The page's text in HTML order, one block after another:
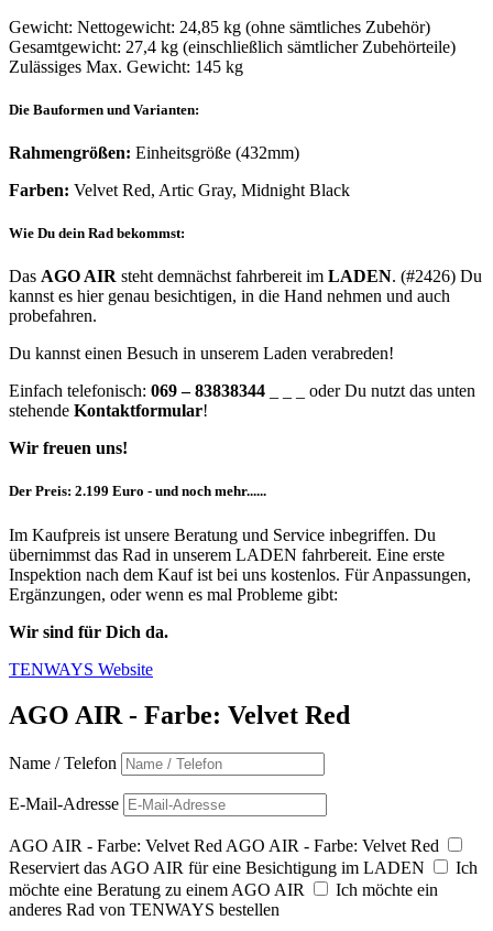
Gewicht: Nettogewicht: 24,85 kg (ohne sämtliches Zubehör)
Gesamtgewicht: 27,4 kg (einschließlich sämtlicher Zubehörteile)
Zulässiges Max. Gewicht: 145 kg
Die Bauformen und Varianten:
Rahmengrößen: Einheitsgröße (432mm)
Farben: Velvet Red, Artic Gray, Midnight Black
Wie Du dein Rad bekommst:
Das AGO AIR steht demnächst fahrbereit im LADEN. (#2426) Du
kannst es hier genau besichtigen, in die Hand nehmen und auch
probefahren.
Du kannst einen Besuch in unserem Laden verabreden!
Einfach telefonisch: 069 – 83838344 _ _ _ oder Du nutzt das unten
stehende Kontaktformular!
Wir freuen uns!
Der Preis: 2.199 Euro - und noch mehr......
Im Kaufpreis ist unsere Beratung und Service inbegriffen. Du
übernimmst das Rad in unserem LADEN fahrbereit. Eine erste
Inspektion nach dem Kauf ist bei uns kostenlos. Für Anpassungen,
Ergänzungen, oder wenn es mal Probleme gibt:
Wir sind für Dich da.
TENWAYS Website
AGO AIR - Farbe: Velvet Red
Name / Telefon
E-Mail-Adresse
AGO AIR - Farbe: Velvet Red AGO AIR - Farbe: Velvet Red
Reserviert das AGO AIR für eine Besichtigung im LADEN
Ich
möchte eine Beratung zu einem AGO AIR
Ich möchte ein
anderes Rad von TENWAYS bestellen